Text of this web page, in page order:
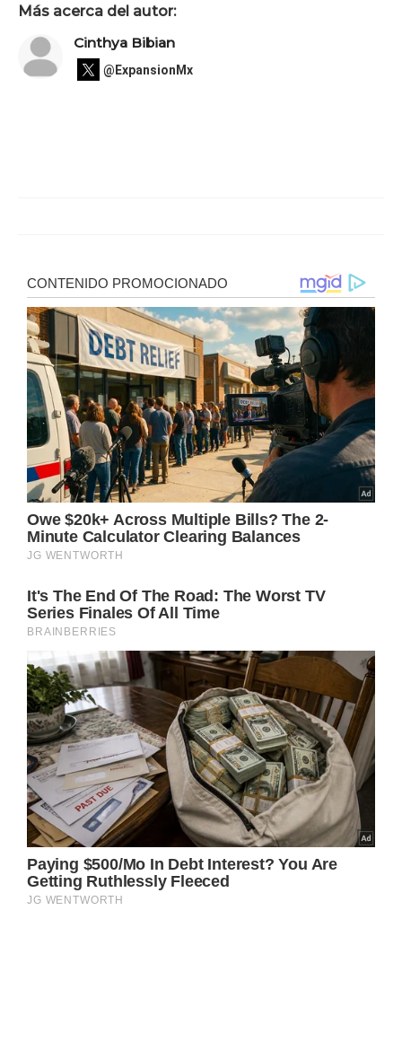
Más acerca del autor:
Cinthya Bibian
@ExpansionMx